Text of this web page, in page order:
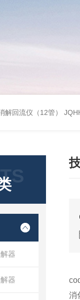
解回流仪（12管）
器
器
消